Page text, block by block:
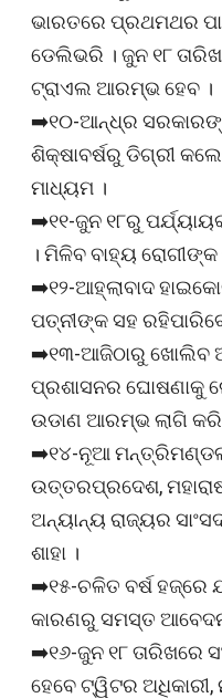
ଭାରତରେ ପ୍ରଥମଥର
ଡେଲିଭରି । ଜୁନ ୧୮
ଟ୍ରାଏଲ ଆରମ୍ଭ ହେବ ।
➡️୧୦-ଆନ୍ଧ୍ର
ଶିକ୍ଷାବର୍ଷରୁ ଡିଗ୍ରୀ
ମାଧ୍ୟମ ।
➡️୧୧-ଜୁନ ୧୮ରୁ
। ମିଳିବ ବାହ୍ୟ ରୋଗୀଙ୍କ
➡️୧୨-ଆହ୍ଲାବାଦ
ପତ୍ନୀଙ୍କ ସହ
➡️୧୩-ଆଜିଠାରୁ ଖୋଲିବ
ପ୍ରଶାସନର ଘୋଷଣାକୁ
ଉଡାଣ ଆରମ୍ଭ ଲାଗି
➡️୧୪-ନୂଆ
ଉତ୍ତରପ୍ରଦେଶ,
ଅନ୍ୟାନ୍ୟ ରାଜ୍ୟର
ଶାହା ।
➡️୧୫-ଚଳିତ ବର୍ଷ ହଜ୍‌ରେ
କାରଣରୁ ସମସ୍ତ ଆବେଦନ
➡️୧୬-ଜୁନ ୧୮ ତାରିଖରେ
ହେବେ ଟ୍ୱିଟର